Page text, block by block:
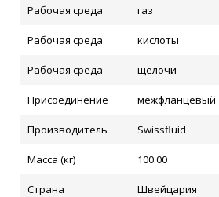
Рабочая среда газ
Рабочая среда кислоты
Рабочая среда щелочи
Присоединение межфланцевый
Производитель Swissfluid
Масса (кг) 100.00
Страна Швейцария